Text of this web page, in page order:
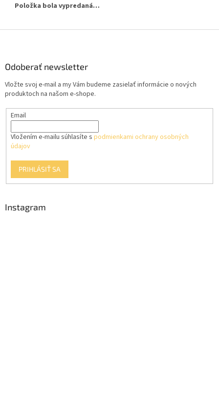
Položka bola vypredaná…
Odoberať newsletter
Vložte svoj e-mail a my Vám budeme zasielať informácie o nových
produktoch na našom e-shope.
Email
Vložením e-mailu súhlasíte s podmienkami ochrany osobných
údajov
PRIHLÁSIŤ SA
Instagram